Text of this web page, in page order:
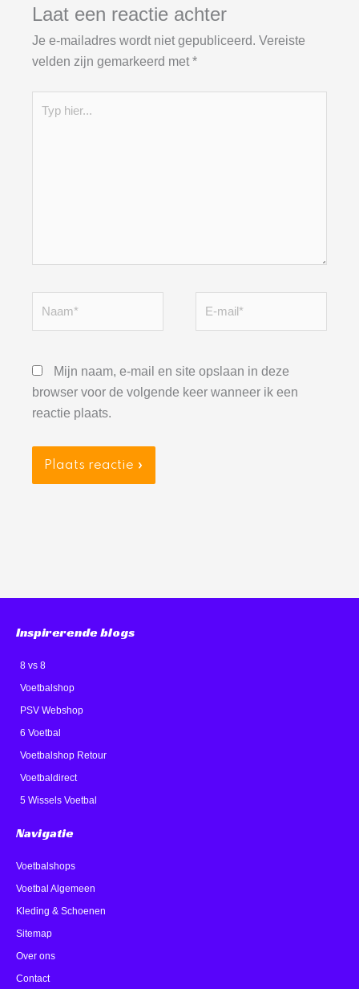
Laat een reactie achter
Je e-mailadres wordt niet gepubliceerd. Vereiste
velden zijn gemarkeerd met *
hier...
Mijn naam, e-mail en site opslaan in deze
browser voor de volgende keer wanneer ik een
reactie plaats.
Inspirerende blogs
8 vs 8
Voetbalshop
PSV Webshop
6 Voetbal
Voetbalshop Retour
Voetbaldirect
5 Wissels Voetbal
Navigatie
Voetbalshops
Voetbal Algemeen
Kleding & Schoenen
Sitemap
Over ons
Contact